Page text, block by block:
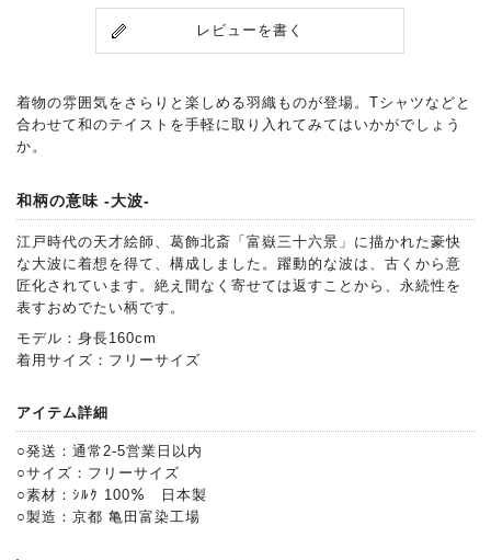
レビューを書く
着物の雰囲気をさらりと楽しめる羽織ものが登場。Tシャツなどと
合わせて和のテイストを手軽に取り入れてみてはいかがでしょう
か。
和柄の意味 -大波-
江戸時代の天才絵師、葛飾北斎「富嶽三十六景」に描かれた豪快
な大波に着想を得て、構成しました。躍動的な波は、古くから意
匠化されています。絶え間なく寄せては返すことから、永続性を
表すおめでたい柄です。
モデル：身長160cm
着用サイズ：フリーサイズ
アイテム詳細
○発送：通常2-5営業日以内
○サイズ：フリーサイズ
○素材：ｼﾙｸ 100％ 日本製
○製造：京都 亀田富染工場